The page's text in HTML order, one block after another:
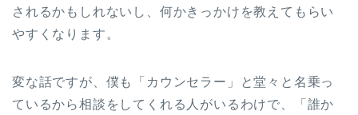
されるかもしれないし、何かきっかけを教えてもらい
やすくなります。
変な話ですが、僕も「カウンセラー」と堂々と名乗っ
ているから相談をしてくれる人がいるわけで、「誰か